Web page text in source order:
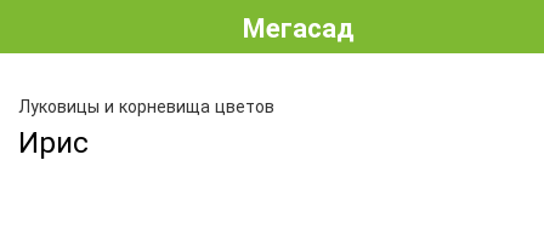
Мегасад
Луковицы и корневища цветов
Ирис